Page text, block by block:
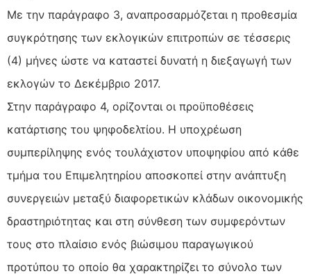
Με την παράγραφο 3, αναπροσαρμόζεται η προθεσμία
συγκρότησης των εκλογικών επιτροπών σε τέσσερις
(4) μήνες ώστε να καταστεί δυνατή η διεξαγωγή των
εκλογών το Δεκέμβριο 2017.
Στην παράγραφο 4, ορίζονται οι προϋποθέσεις
κατάρτισης του ψηφοδελτίου. Η υποχρέωση
συμπερίληψης ενός τουλάχιστον υποψηφίου από κάθε
τμήμα του Επιμελητηρίου αποσκοπεί στην ανάπτυξη
συνεργειών μεταξύ διαφορετικών κλάδων οικονομικής
δραστηριότητας και στη σύνθεση των συμφερόντων
τους στο πλαίσιο ενός βιώσιμου παραγωγικού
προτύπου το οποίο θα χαρακτηρίζει το σύνολο των